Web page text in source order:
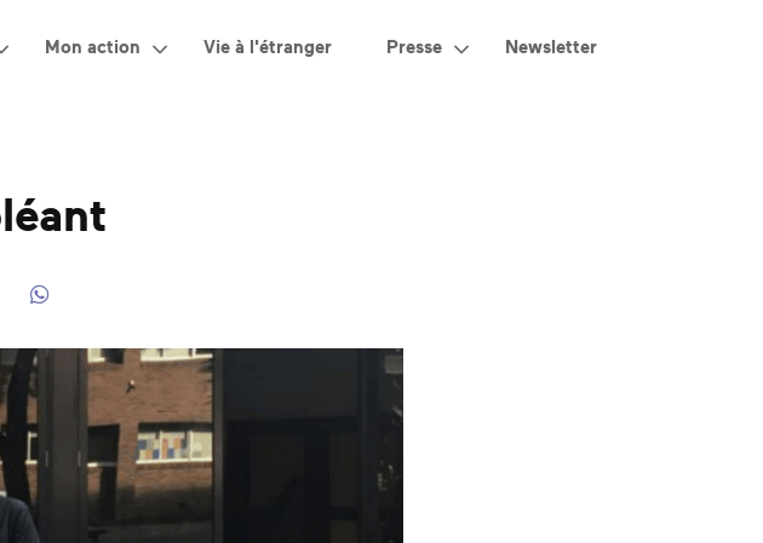
Mon action Vie à l'étranger Presse Newsletter